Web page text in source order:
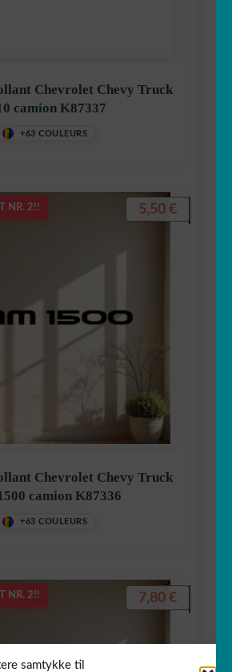
samtykke til
Chevrolet Chevy Truck
camion K87337
+63 COULEURS
NR. 2!!
Chevrolet Chevy Truck
camion K87336
+63 COULEURS
5,50 €
NR. 2!! 7,80 €